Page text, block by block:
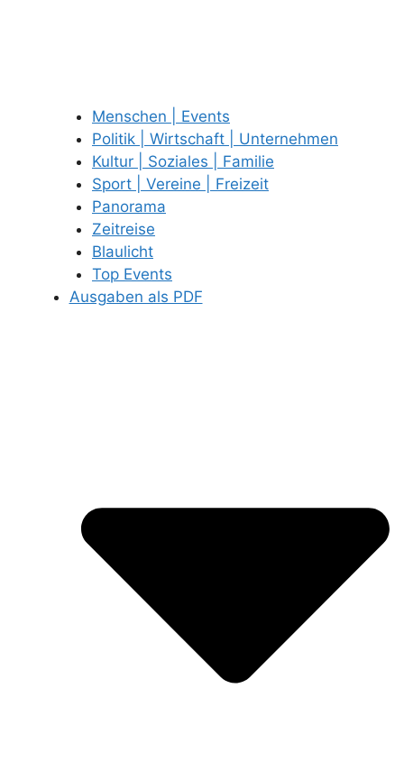
Menschen | Events
Politik | Wirtschaft | Unternehmen
Kultur | Soziales | Familie
Sport | Vereine | Freizeit
Panorama
Zeitreise
Blaulicht
Top Events
Ausgaben als PDF